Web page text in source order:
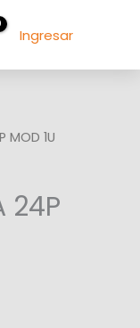
Ingresar
MOD 1U
24P